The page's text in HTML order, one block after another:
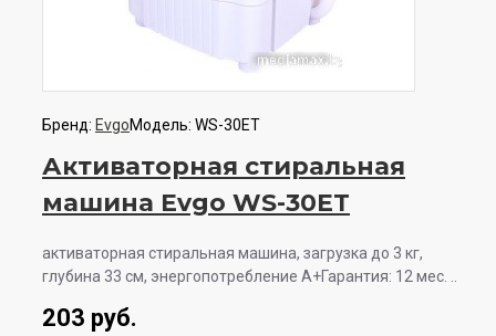
Бренд: EvgoМодель: WS-30ET
Активаторная стиральная
машина Evgo WS-30ET
активаторная стиральная машина, загрузка до 3 кг,
глубина 33 см, энергопотребление A+Гарантия: 12 мес. ..
203 руб.